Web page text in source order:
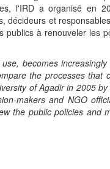
l'IRD a organisé en
décideurs et
publics à renouveler les
becomes increasingly
the processes that
of Agadir in 2005 by
makers and NGO
the public policies and